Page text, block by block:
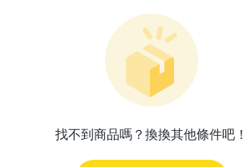
找不到商品嗎？換換其他條件吧！